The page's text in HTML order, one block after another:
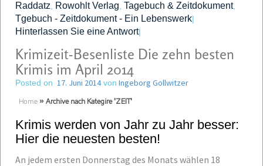
Raddatz
Rowohlt Verlag Tagebuch & Zeitdokument,
Tgebuch - Zeitdokument - Ein Lebenswerk|
Hinterlassen Sie eine Antwort|
Krimizeit-Besenliste Die zehn besten
Krimis im April 2014
Posted on 17. Juni 2014von Ingeborg Gollwitzer
Home » Archive nach Kategire 'ZEIT'
Krimis werden von Jahr zu Jahr besser:
Hier die neuesten besten!
An jedem ersten Donnerstag des Monats wählen 18